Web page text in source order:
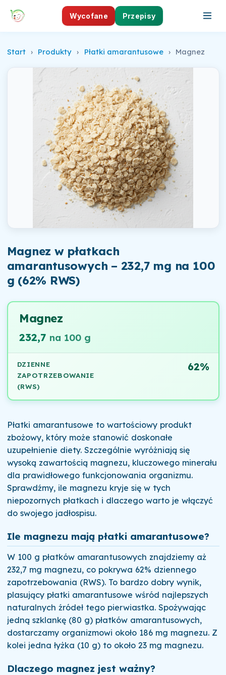
Wycofane Przepisy
Start › Produkty › Płatki amarantusowe › Magnez
Magnez w płatkach
amarantusowych – 232,7 mg na 100
g (62% RWS)
Magnez
232,7 na 100 g
DZIENNE
ZAPOTRZEBOWANIE
(RWS)
62%
Płatki amarantusowe to wartościowy produkt
zbożowy, który może stanowić doskonałe
uzupełnienie diety. Szczególnie wyróżniają się
wysoką zawartością magnezu, kluczowego minerału
dla prawidłowego funkcjonowania organizmu.
Sprawdźmy, ile magnezu kryje się w tych
niepozornych płatkach i dlaczego warto je włączyć
do swojego jadłospisu.
Ile magnezu mają płatki amarantusowe?
W 100 g płatków amarantusowych znajdziemy aż
232,7 mg magnezu, co pokrywa 62% dziennego
zapotrzebowania (RWS). To bardzo dobry wynik,
plasujący płatki amarantusowe wśród najlepszych
naturalnych źródeł tego pierwiastka. Spożywając
jedną szklankę (80 g) płatków amarantusowych,
dostarczamy organizmowi około 186 mg magnezu. Z
kolei jedna łyżka (10 g) to około 23 mg magnezu.
Dlaczego magnez jest ważny?